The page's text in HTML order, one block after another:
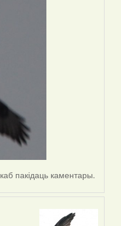
каб пакідаць каментары.